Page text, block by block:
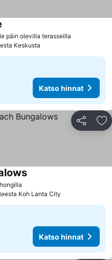
päin olevilla terasseilla
Keskusta
Katso hinnat
Jaa
Koh Lanta City
Katso hinnat